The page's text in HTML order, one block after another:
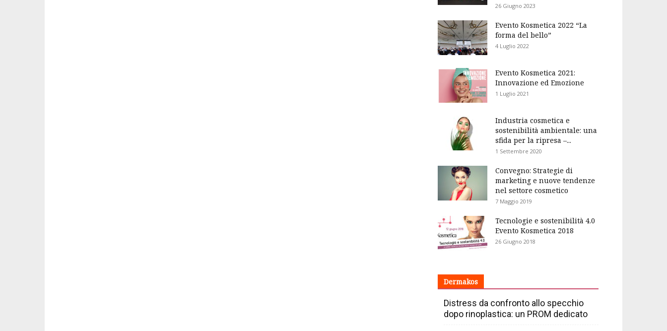
26 Giugno 2023
Evento Kosmetica 2022 “La
forma del bello”
4 Luglio 2022
Evento Kosmetica 2021:
Innovazione ed Emozione
1 Luglio 2021
Industria cosmetica e
sostenibilità ambientale: una
sfida per la ripresa –...
1 Settembre 2020
Convegno: Strategie di
marketing e nuove tendenze
nel settore cosmetico
7 Maggio 2019
Tecnologie e sostenibilità 4.0
Evento Kosmetica 2018
26 Giugno 2018
Dermakos
Distress da confronto allo specchio
dopo rinoplastica: un PROM dedicato